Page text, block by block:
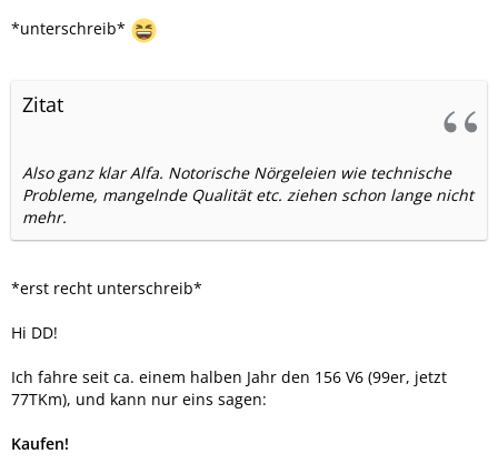
*unterschreib*
Zitat
Also ganz klar Alfa. Notorische Nörgeleien wie technische
Probleme, mangelnde Qualität etc. ziehen schon lange nicht
mehr.
*erst recht unterschreib*
Hi DD!
Ich fahre seit ca. einem halben Jahr den 156 V6 (99er, jetzt
77TKm), und kann nur eins sagen:
Kaufen!